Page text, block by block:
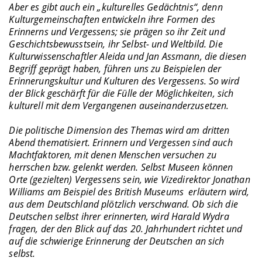
Aber es gibt auch ein „kulturelles Gedächtnis“, denn
Kulturgemeinschaften entwickeln ihre Formen des
Erinnerns und Vergessens; sie prägen so ihr Zeit und
Geschichtsbewusstsein, ihr Selbst- und Weltbild. Die
Kulturwissenschaftler Aleida und Jan Assmann, die diesen
Begriff geprägt haben, führen uns zu Beispielen der
Erinnerungskultur und Kulturen des Vergessens. So wird
der Blick geschärft für die Fülle der Möglichkeiten, sich
kulturell mit dem Vergangenen auseinanderzusetzen.
Die politische Dimension des Themas wird am dritten
Abend thematisiert. Erinnern und Vergessen sind auch
Machtfaktoren, mit denen Menschen versuchen zu
herrschen bzw. gelenkt werden. Selbst Museen können
Orte (gezielten) Vergessens sein, wie Vizedirektor Jonathan
Williams am Beispiel desBritish Museums erläutern wird,
aus dem Deutschland plötzlich verschwand. Ob sich die
Deutschen selbst ihrer erinnerten, wird Harald Wydra
fragen, der den Blick auf das 20. Jahrhundert richtet und
auf die schwierige Erinnerung der Deutschen an sich
selbst.